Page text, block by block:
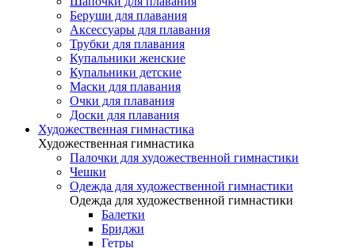
Беруши для плавания
Аксессуары для плавания
Трубки для плавания
Купальники женские
Купальники детские
Маски для плавания
Очки для плавания
Доски для плавания
Художественная гимнастика
Художественная гимнастика
Палочки для художественной гимнастики
Чешки
Одежда для художественной гимнастики
Одежда для художественной гимнастики
Балетки
Бриджи
Гетры